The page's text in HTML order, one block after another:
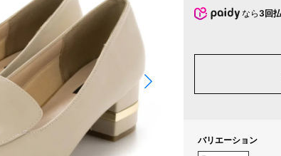
なら 3回
バリエーション